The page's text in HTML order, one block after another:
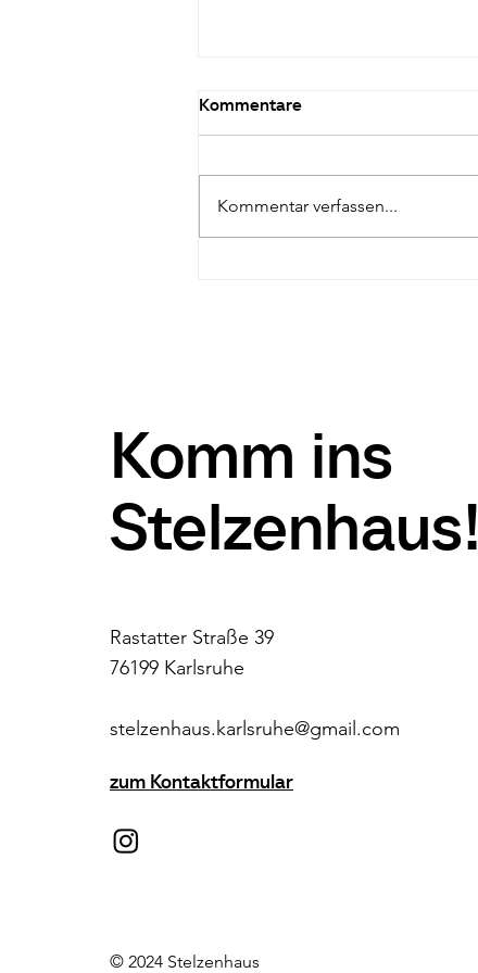
Kommentare
Kommentar verfassen...
Komm ins
Stelzenhaus!
Rastatter Straße 39
76199 Karlsruhe
stelzenhaus.karlsruhe@gmail.com
zum Kontaktformular
© 2024 Stelzenhaus